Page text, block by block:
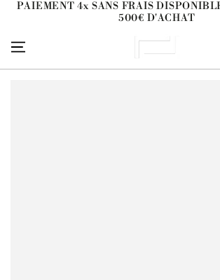
IGNORER LE
PAIEMENT 4x SANS FRAIS
500€ D'ACHAT